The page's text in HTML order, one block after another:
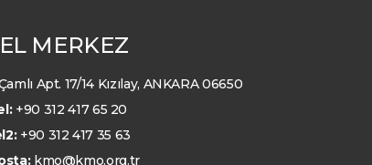
MERKEZ
Apt. 17/14 Kızılay, ANKARA 06650
+90 312 417 65 20
+90 312 417 35 63
kmo@kmo.org.tr